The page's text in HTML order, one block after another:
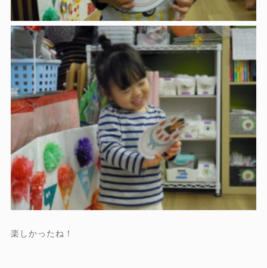
楽しかったね！